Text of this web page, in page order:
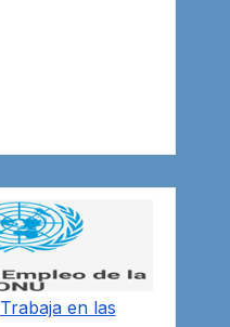
Trabaja en las